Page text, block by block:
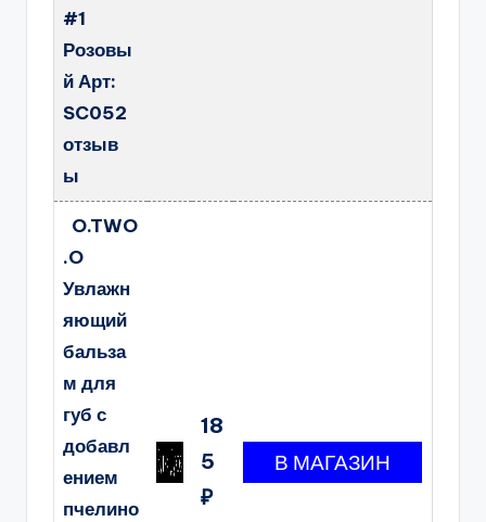
#1
Розовы
й Арт:
SC052
отзыв
ы
O.TWO
.O
Увлажн
яющий
бальза
м для
губ с
добавл
ением
пчелино
18
5
₽